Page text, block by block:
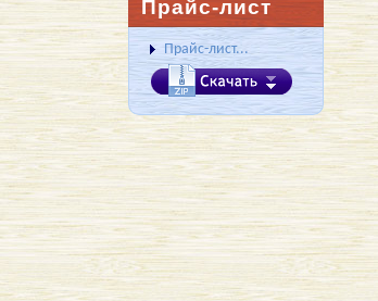
Прайс-лист
Прайс-лист...